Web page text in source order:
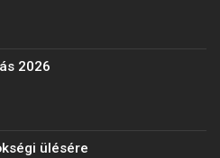
2026
ülésére